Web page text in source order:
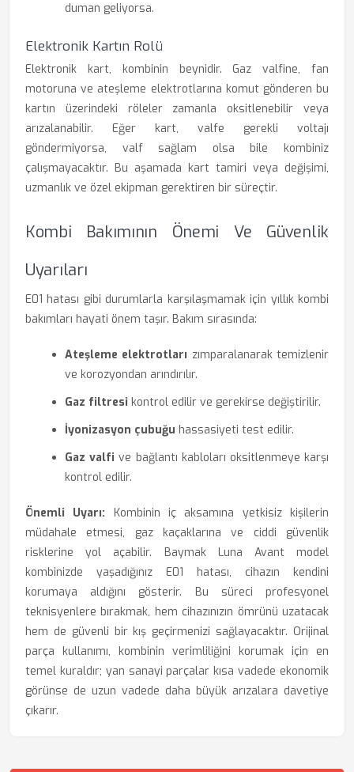
duman geliyorsa.
Elektronik Kartın Rolü
Elektronik kart, kombinin beynidir. Gaz valfine, fan
motoruna ve ateşleme elektrotlarına komut gönderen bu
kartın üzerindeki röleler zamanla oksitlenebilir veya
arızalanabilir. Eğer kart, valfe gerekli voltajı
göndermiyorsa, valf sağlam olsa bile kombiniz
çalışmayacaktır. Bu aşamada kart tamiri veya değişimi,
uzmanlık ve özel ekipman gerektiren bir süreçtir.
Kombi Bakımının Önemi Ve Güvenlik
Uyarıları
E01 hatası gibi durumlarla karşılaşmamak için yıllık kombi
bakımları hayati önem taşır. Bakım sırasında:
Ateşleme elektrotları zımparalanarak temizlenir
ve korozyondan arındırılır.
Gaz filtresi kontrol edilir ve gerekirse değiştirilir.
İyonizasyon çubuğu hassasiyeti test edilir.
Gaz valfi ve bağlantı kabloları oksitlenmeye karşı
kontrol edilir.
Önemli Uyarı: Kombinin iç aksamına yetkisiz kişilerin
müdahale etmesi, gaz kaçaklarına ve ciddi güvenlik
risklerine yol açabilir. Baymak Luna Avant model
kombinizde yaşadığınız E01 hatası, cihazın kendini
korumaya aldığını gösterir. Bu süreci profesyonel
teknisyenlere bırakmak, hem cihazınızın ömrünü uzatacak
hem de güvenli bir kış geçirmenizi sağlayacaktır. Orijinal
parça kullanımı, kombinin verimliliğini korumak için en
temel kuraldır; yan sanayi parçalar kısa vadede ekonomik
görünse de uzun vadede daha büyük arızalara davetiye
çıkarır.